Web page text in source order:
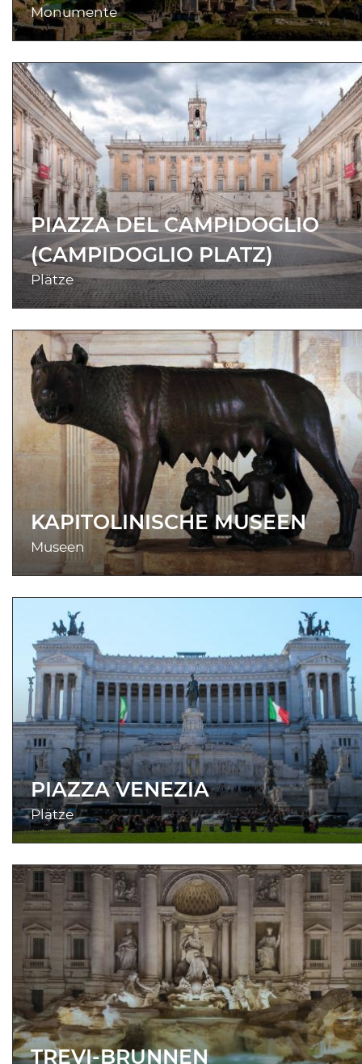
Monumente
PIAZZA DEL CAMPIDOGLIO
(CAMPIDOGLIO PLATZ)
Plätze
KAPITOLINISCHE MUSEEN
Museen
PIAZZA VENEZIA
Plätze
TREVI-BRUNNEN